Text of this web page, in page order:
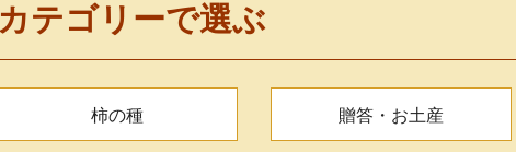
カテゴリーで選ぶ
柿の種 贈答・お土産